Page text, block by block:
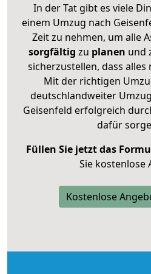
In der Tat gibt es viele
einem Umzug nach
Zeit zu nehmen, um alle
sorgfältig zu planen und
sicherzustellen, dass
Mit der richtigen
deutschlandweiter
Geisenfeld erfolgreich
dafür
Füllen Sie jetzt das
Sie kostenlose
Kostenlose